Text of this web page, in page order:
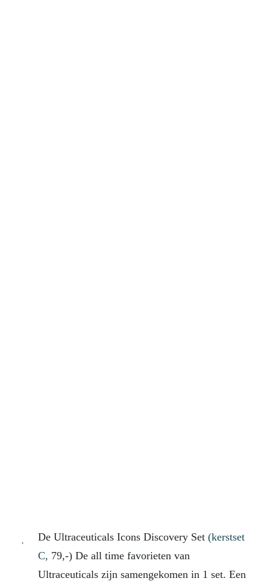
De Ultraceuticals Icons Discovery Set (kerstset
C, 79,-) De all time favorieten van
Ultraceuticals zijn samengekomen in 1 set. Een